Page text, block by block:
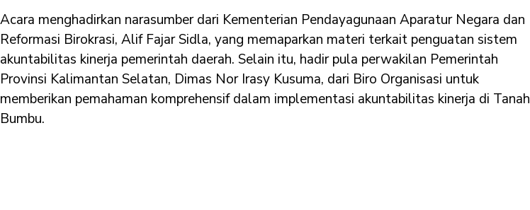
Acara menghadirkan narasumber dari Kementerian Pendayagunaan Aparatur Negara dan
Reformasi Birokrasi, Alif Fajar Sidla, yang memaparkan materi terkait penguatan sistem
akuntabilitas kinerja pemerintah daerah. Selain itu, hadir pula perwakilan Pemerintah
Provinsi Kalimantan Selatan, Dimas Nor Irasy Kusuma, dari Biro Organisasi untuk
memberikan pemahaman komprehensif dalam implementasi akuntabilitas kinerja di Tanah
Bumbu.